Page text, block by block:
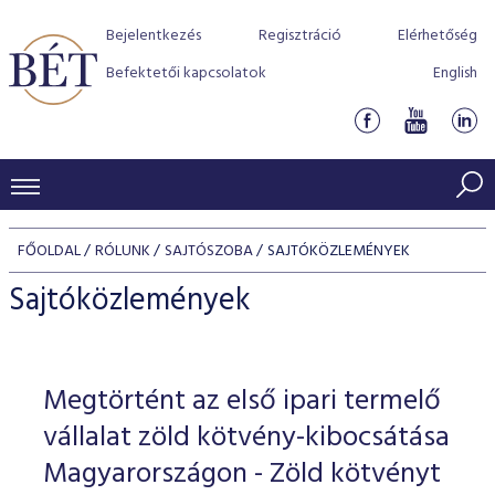
Bejelentkezés Regisztráció
Elérhetőség
Befektetői kapcsolatok
English
KERESKEDÉSI ADATOK
INDEXEK
Jelzáloglevél indexek
Vállalati kötvény indexek
Azonnali Piac
Származékos piac
BEFEKTETŐK
Részvény szekció
Hitelpapír szekció
BÉT szabályzatok
Befektetővédelem
Alkalmazott díjstruktúra
Elszámolás
Részvény és vállalati kötvény tőzsdei bevezetését
program
BÉT Xtend - Részvénypiac egyszerűen
TŐZSDETAGOK
Tőzsdetagok, üzletkötők
VENDOROK
FŐOLDAL RÓLUNK SAJTÓSZOBA SAJTÓKÖZLEMÉNYEK
Sajtóközlemények
Megtörtént az első ipari termelő
vállalat zöld kötvény-kibocsátása
Magyarországon - Zöld kötvényt